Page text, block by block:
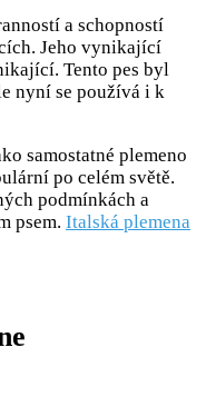
a schopností
Jeho vynikající
Tento pes byl
nyní se používá i k
samostatné plemeno
po celém světě.
podmínkách a
psem. Italská plemena